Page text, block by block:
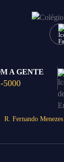
A GENTE
5000
R. Fernando